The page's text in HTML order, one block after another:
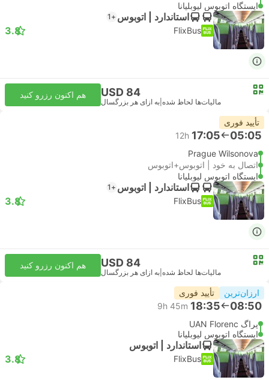
ایستگاه اتوبوس لیوبلیانا
استاندارد | اتوبوس +1
FlixBus
3.8
USD 84
مالیات‌ها لحاظ شده به ازای هر بزرگسال
هم اکنون رزرو کنید
تأیید فوری
05:05
17:05
12h
Prague Wilsonova
اتصال به خود | اتوبوس+اتوبوس
ایستگاه اتوبوس لیوبلیانا
استاندارد | اتوبوس +1
FlixBus
3.8
USD 84
مالیات‌ها لحاظ شده به ازای هر بزرگسال
هم اکنون رزرو کنید
ارزان‌ترین تأیید فوری
08:50
18:35
9h 45m
پراگ UAN Florenc
ایستگاه اتوبوس لیوبلیانا
استاندارد | اتوبوس
FlixBus
3.8